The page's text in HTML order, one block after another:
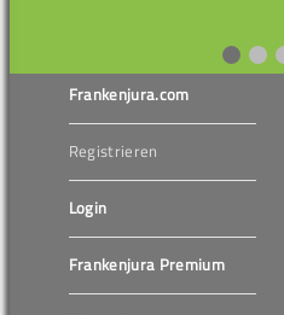
Frankenjura.com
Registrieren
Login
Frankenjura Premium